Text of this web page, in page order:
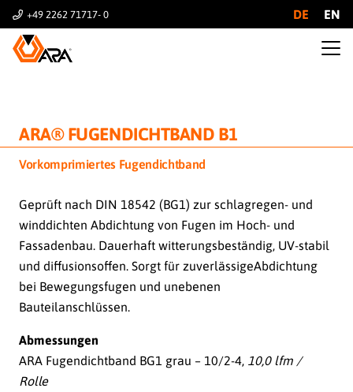
+49 2262 71717- 0 DE EN
ARA® FUGENDICHTBAND B1
Vorkomprimiertes Fugendichtband
Geprüft nach DIN 18542 (BG1) zur schlagregen- und
winddichten Abdichtung von Fugen im Hoch- und
Fassadenbau. Dauerhaft witterungsbeständig, UV-stabil
und diffusionsoffen. Sorgt für zuverlässigeAbdichtung
bei Bewegungsfugen und unebenen
Bauteilanschlüssen.
Abmessungen
ARA Fugendichtband BG1 grau – 10/2-4, 10,0 lfm /
Rolle